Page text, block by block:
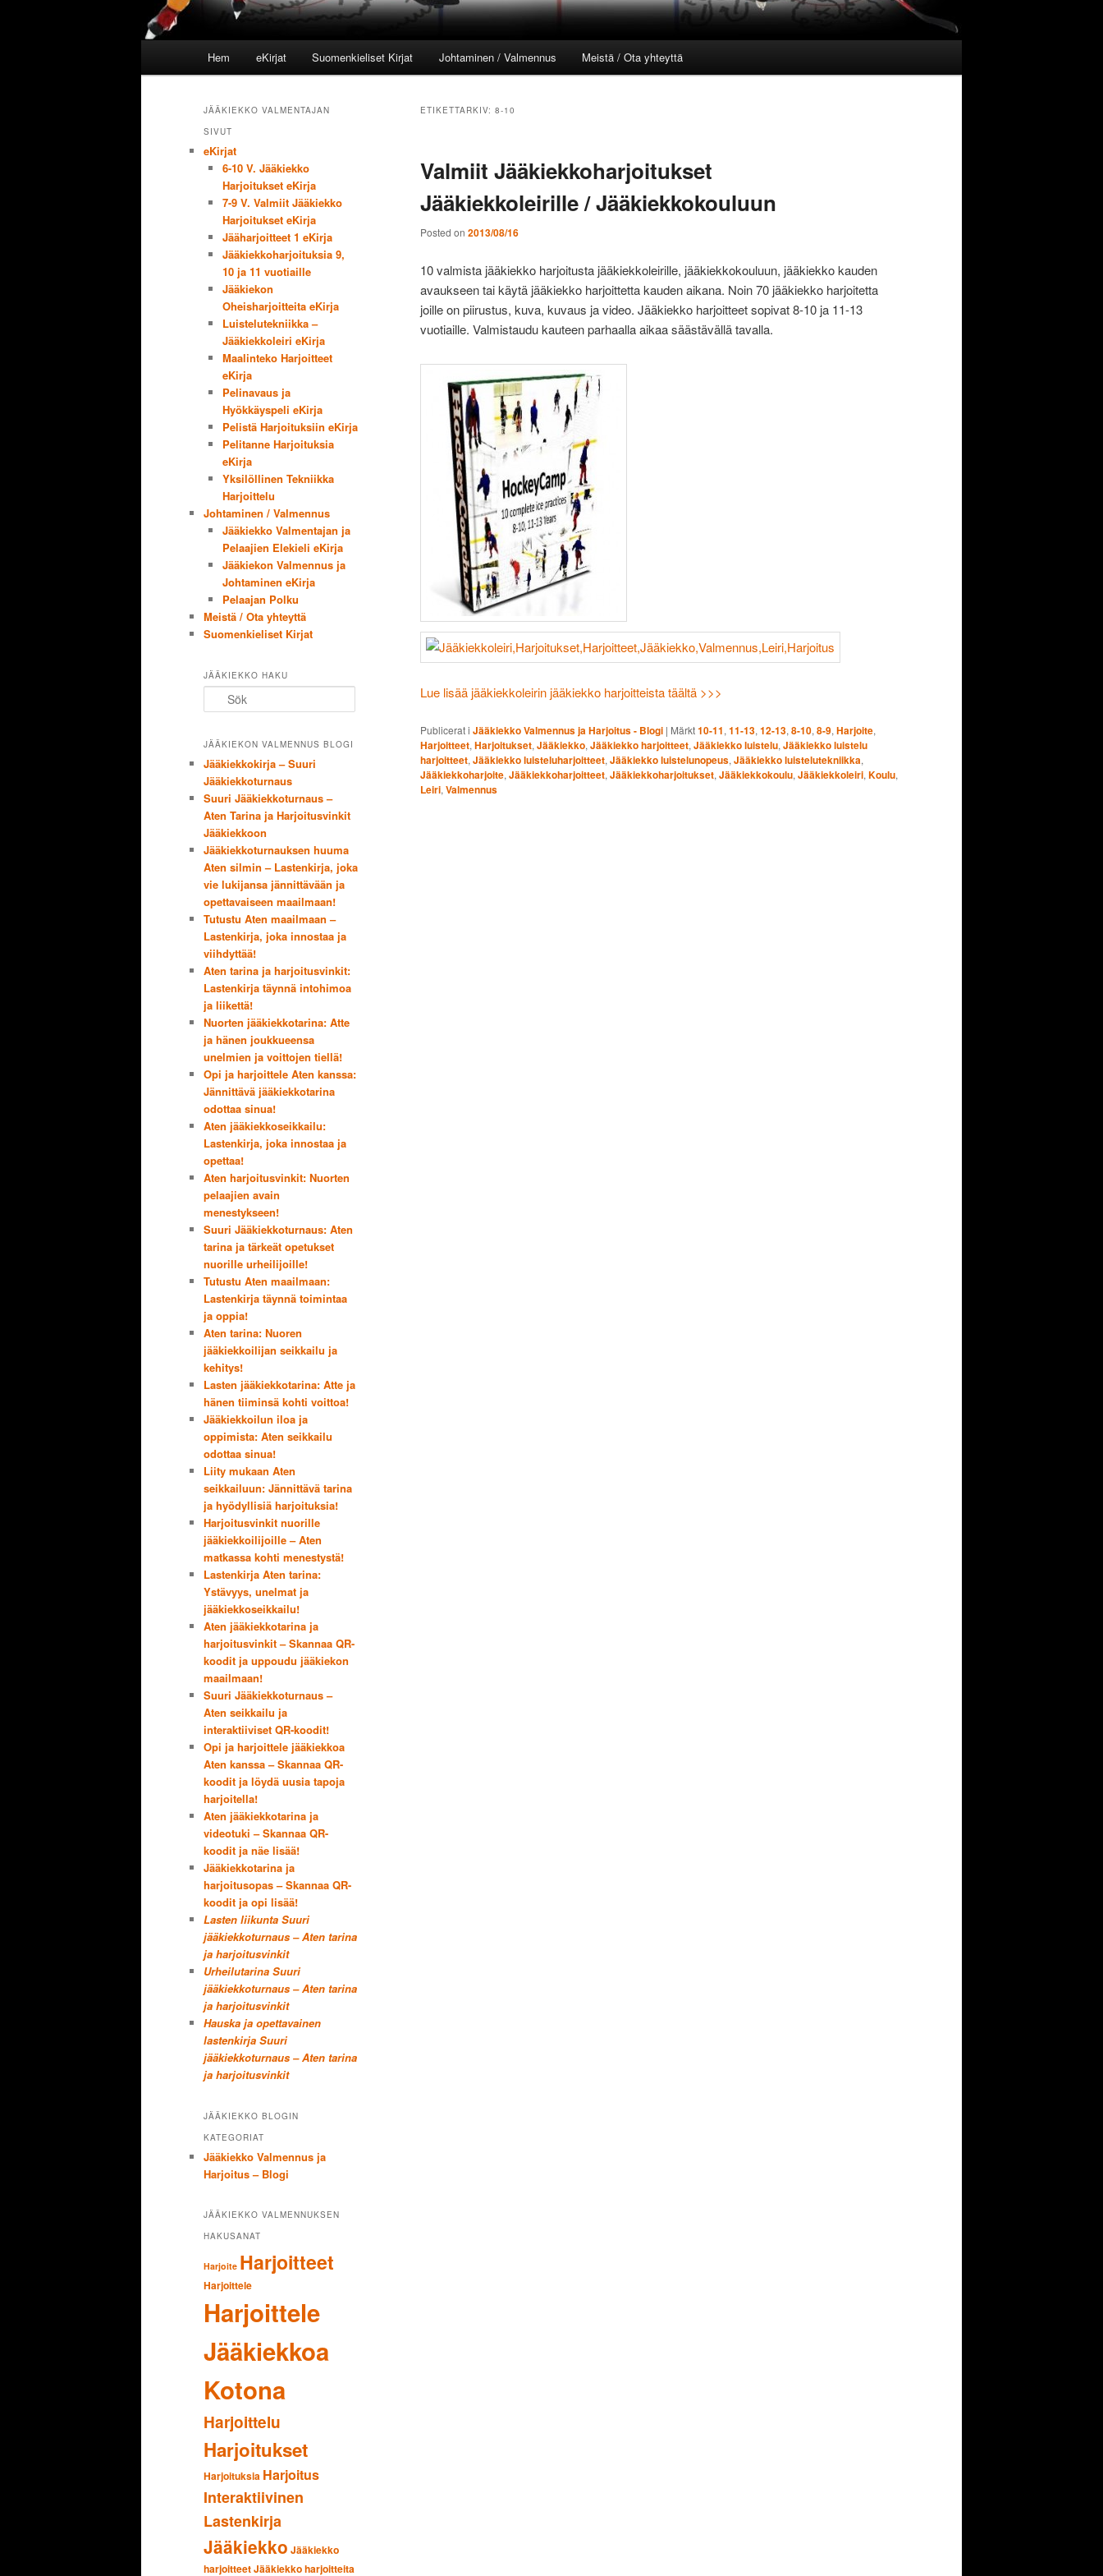
Hoppa till huvudinnehåll
Hoppa till sekundärt innehåll
Hem eKirjat Suomenkieliset Kirjat Johtaminen / Valmennus Meistä / Ota yhteyttä
ETIKETTARKIV: 8-10
Valmiit Jääkiekkoharjoitukset
Jääkiekkoleirille / Jääkiekkokouluun
Posted on 2013/08/16
10 valmista jääkiekko harjoitusta jääkiekkoleirille, jääkiekkokouluun, jääkiekko kauden
avaukseen tai käytä jääkiekko harjoittetta kauden aikana. Noin 70 jääkiekko harjoitetta
joille on piirustus, kuva, kuvaus ja video. Jääkiekko harjoitteet sopivat 8-10 ja 11-13
vuotiaille. Valmistaudu kauteen parhaalla aikaa säästävällä tavalla.
Lue lisää jääkiekkoleirin jääkiekko harjoitteista täältä >>>
Publicerat i Jääkiekko Valmennus ja Harjoitus - Blogi | Märkt10-11, 11-13, 12-13, 8-10, 8-9, Harjoite,
Harjoitteet, Harjoitukset, Jääkiekko, Jääkiekko harjoitteet, Jääkiekko luistelu, Jääkiekko luistelu
harjoitteet, Jääkiekko luisteluharjoitteet, Jääkiekko luistelunopeus, Jääkiekko luistelutekniikka,
Jääkiekkoharjoite, Jääkiekkoharjoitteet, Jääkiekkoharjoitukset, Jääkiekkokoulu, Jääkiekkoleiri, Koulu,
Leiri, Valmennus
JÄÄKIEKKO VALMENTAJAN
SIVUT
eKirjat
6-10 V. Jääkiekko
Harjoitukset eKirja
7-9 V. Valmiit Jääkiekko
Harjoitukset eKirja
Jääharjoitteet 1 eKirja
Jääkiekkoharjoituksia 9,
10 ja 11 vuotiaille
Jääkiekon
Oheisharjoitteita eKirja
Luistelutekniikka –
Jääkiekkoleiri eKirja
Maalinteko Harjoitteet
eKirja
Pelinavaus ja
Hyökkäyspeli eKirja
Pelistä Harjoituksiin eKirja
Pelitanne Harjoituksia
eKirja
Yksilöllinen Tekniikka
Harjoittelu
Johtaminen / Valmennus
Jääkiekko Valmentajan ja
Pelaajien Elekieli eKirja
Jääkiekon Valmennus ja
Johtaminen eKirja
Pelaajan Polku
Meistä / Ota yhteyttä
Suomenkieliset Kirjat
JÄÄKIEKKO HAKU
JÄÄKIEKON VALMENNUS BLOGI
Jääkiekkokirja – Suuri
Jääkiekkoturnaus
Suuri Jääkiekkoturnaus –
Aten Tarina ja Harjoitusvinkit
Jääkiekkoon
Jääkiekkoturnauksen huuma
Aten silmin – Lastenkirja, joka
vie lukijansa jännittävään ja
opettavaiseen maailmaan!
Tutustu Aten maailmaan –
Lastenkirja, joka innostaa ja
viihdyttää!
Aten tarina ja harjoitusvinkit:
Lastenkirja täynnä intohimoa
ja liikettä!
Nuorten jääkiekkotarina: Atte
ja hänen joukkueensa
unelmien ja voittojen tiellä!
Opi ja harjoittele Aten kanssa:
Jännittävä jääkiekkotarina
odottaa sinua!
Aten jääkiekkoseikkailu:
Lastenkirja, joka innostaa ja
opettaa!
Aten harjoitusvinkit: Nuorten
pelaajien avain
menestykseen!
Suuri Jääkiekkoturnaus: Aten
tarina ja tärkeät opetukset
nuorille urheilijoille!
Tutustu Aten maailmaan:
Lastenkirja täynnä toimintaa
ja oppia!
Aten tarina: Nuoren
jääkiekkoilijan seikkailu ja
kehitys!
Lasten jääkiekkotarina: Atte ja
hänen tiiminsä kohti voittoa!
Jääkiekkoilun iloa ja
oppimista: Aten seikkailu
odottaa sinua!
Liity mukaan Aten
seikkailuun: Jännittävä tarina
ja hyödyllisiä harjoituksia!
Harjoitusvinkit nuorille
jääkiekkoilijoille – Aten
matkassa kohti menestystä!
Lastenkirja Aten tarina:
Ystävyys, unelmat ja
jääkiekkoseikkailu!
Aten jääkiekkotarina ja
harjoitusvinkit – Skannaa QR-
koodit ja uppoudu jääkiekon
maailmaan!
Suuri Jääkiekkoturnaus –
Aten seikkailu ja
interaktiiviset QR-koodit!
Opi ja harjoittele jääkiekkoa
Aten kanssa – Skannaa QR-
koodit ja löydä uusia tapoja
harjoitella!
Aten jääkiekkotarina ja
videotuki – Skannaa QR-
koodit ja näe lisää!
Jääkiekkotarina ja
harjoitusopas – Skannaa QR-
koodit ja opi lisää!
Lasten liikunta Suuri
jääkiekkoturnaus – Aten tarina
ja harjoitusvinkit
Urheilutarina Suuri
jääkiekkoturnaus – Aten tarina
ja harjoitusvinkit
Hauska ja opettavainen
lastenkirja Suuri
jääkiekkoturnaus – Aten tarina
ja harjoitusvinkit
JÄÄKIEKKO BLOGIN
KATEGORIAT
Jääkiekko Valmennus ja
Harjoitus – Blogi
JÄÄKIEKKO VALMENNUKSEN
HAKUSANAT
Harjoite Harjoitteet
Harjoittele
Harjoittele
Jääkiekkoa
Kotona
Harjoittelu
Harjoitukset
Harjoituksia Harjoitus
Interaktiivinen
Lastenkirja
Jääkiekko Jääkiekko
harjoitteetJääkiekko harjoitteita